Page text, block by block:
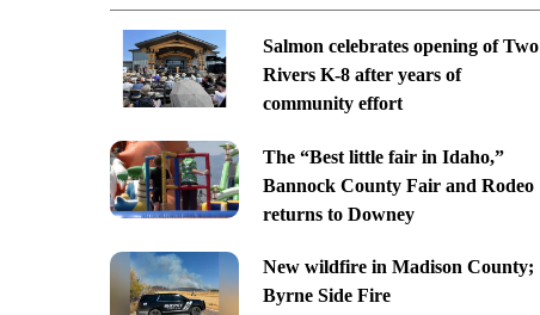
Salmon celebrates opening of Two
Rivers K-8 after years of
community effort
The “Best little fair in Idaho,”
Bannock County Fair and Rodeo
returns to Downey
New wildfire in Madison County;
Byrne Side Fire